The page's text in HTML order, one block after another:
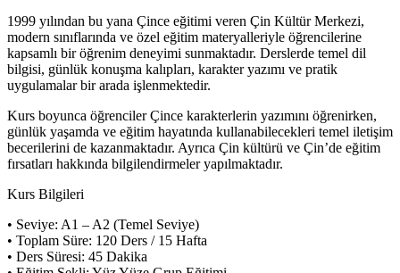
1999 yılından bu yana Çince eğitimi veren Çin Kültür Merkezi,
modern sınıflarında ve özel eğitim materyalleriyle öğrencilerine
kapsamlı bir öğrenim deneyimi sunmaktadır. Derslerde temel dil
bilgisi, günlük konuşma kalıpları, karakter yazımı ve pratik
uygulamalar bir arada işlenmektedir.
Kurs boyunca öğrenciler Çince karakterlerin yazımını öğrenirken,
günlük yaşamda ve eğitim hayatında kullanabilecekleri temel iletişim
becerilerini de kazanmaktadır. Ayrıca Çin kültürü ve Çin’de eğitim
fırsatları hakkında bilgilendirmeler yapılmaktadır.
Kurs Bilgileri
• Seviye: A1 – A2 (Temel Seviye)
• Toplam Süre: 120 Ders / 15 Hafta
• Ders Süresi: 45 Dakika